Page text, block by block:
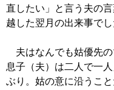
直したい」と言う夫の
越した翌月の出来事でし
夫はなんでも姑優先の
息子（夫）は二人で一
ぶり。姑の意に沿うこ